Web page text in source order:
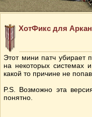
ХотФикс для
Этот мини патч убирает
на некоторых системах
какой то причине не
P.S. Возможно эта
понятно.